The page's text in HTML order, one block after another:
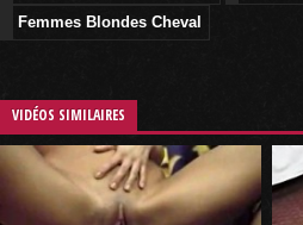
Femmes Blondes Cheval
VIDÉOS SIMILAIRES